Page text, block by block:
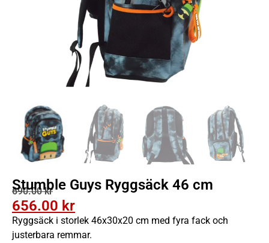
Stumble Guys Ryggsäck 46 cm
690.00kr
656.00 kr
Ryggsäck i storlek 46x30x20 cm med fyra fack och
justerbara remmar.